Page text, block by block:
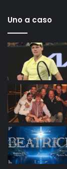
Uno a caso